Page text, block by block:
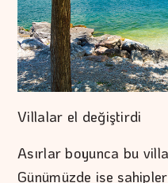
Villalar el değiştirdi
Asırlar boyunca bu
Günümüzde ise